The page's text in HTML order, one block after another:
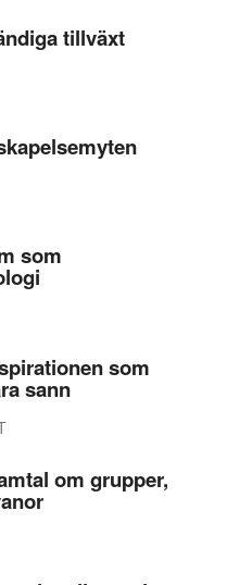
tillväxt
som
som
sann
om grupper,